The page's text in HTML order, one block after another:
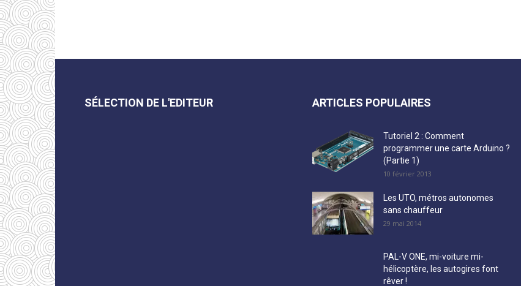
SÉLECTION DE L'EDITEUR ARTICLES POPULAIRES
Tutoriel 2 : Comment
programmer une carte Arduino ?
(Partie 1)
10 février 2013
Les UTO, métros autonomes
sans chauffeur
29 mai 2014
PAL-V ONE, mi-voiture mi-
hélicoptère, les autogires font
rêver !